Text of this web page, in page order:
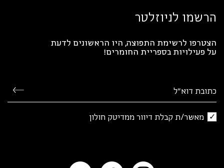
הרשמו לניוזלטר
הצטרפו לרשימת התפוצה, היו הראשונים לדעת
על פעילויות בספריית החומרים!
מאשר/ת קבלת דיוור ממדיטק חולון